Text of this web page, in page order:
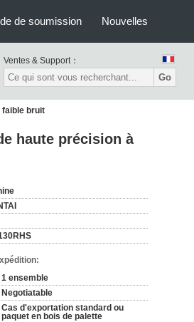
de soumission Nouvelles
Ventes & Support：
Go
faible bruit
haute précision à
1 ensemble
Negotiatable
Cas d'exportation standard ou
paquet en bois de palette